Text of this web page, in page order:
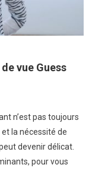
vue Guess
n’est pas toujours
la nécessité de
devenir délicat.
pour vous